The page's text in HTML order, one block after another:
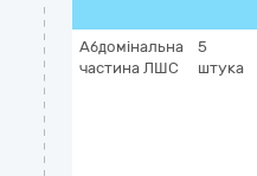
Абдомінальна
частина ЛШС
5
штука